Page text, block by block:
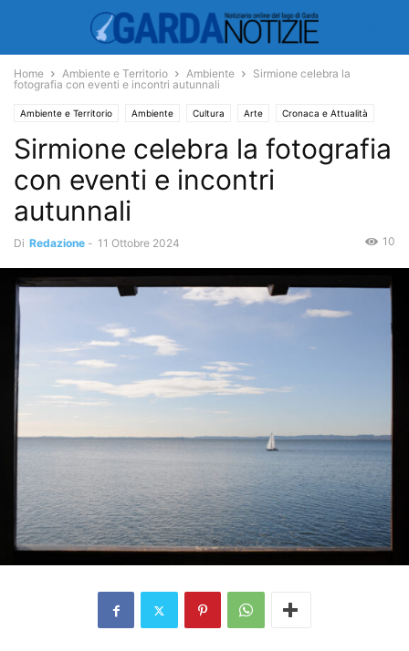
Home Ambiente e Territorio Ambiente
Sirmione celebra la
fotografia con eventi e incontri autunnali
Ambiente e Territorio Ambiente Cultura Arte Cronaca e Attualità
Sirmione celebra la fotografia
con eventi e incontri
autunnali
Di Redazione - 11 Ottobre 2024 10